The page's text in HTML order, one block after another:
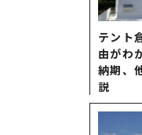
テント
由がわ
納期、
説